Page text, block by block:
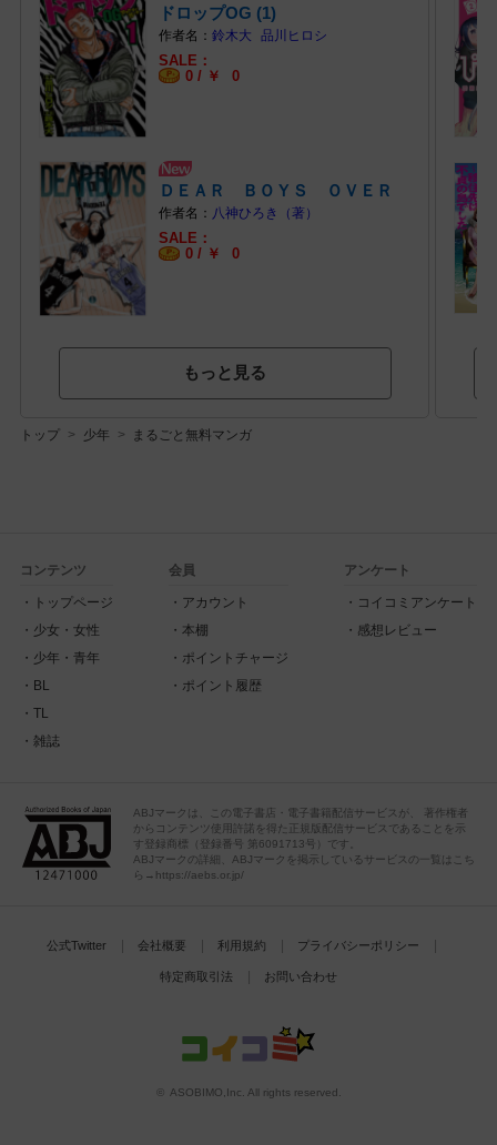
ドロップOG (1)
鈴木大 品川ヒロシ
0 / ￥ 0
ＤＥＡＲ ＢＯＹＳ ＯＶＥＲ
ＴＩＭＥ (1)八神ひろき（著）
0 / ￥ 0
もっと見る
トップ 少年 まるごと無料マンガ
コンテンツ
トップページ
少女・女性
少年・青年
BL
TL
雑誌
会員
アカウント
本棚
ポイントチャージ
ポイント履歴
アンケート
コイコミアンケート
感想レビュー
ABJマークは、この電子書店・電子書籍配信サービスが、 著作権者
からコンテンツ使用許諾を得た正規版配信サービスであることを示
す登録商標（登録番号 第6091713号）です。
ABJマークの詳細、ABJマークを掲示しているサービスの一覧はこち
ら→https://aebs.or.jp/
公式Twitter 会社概要 利用規約 プライバシーポリシー
特定商取引法 お問い合わせ
© ASOBIMO,Inc. All rights reserved.